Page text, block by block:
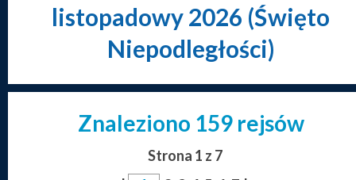
listopadowy 2026 (Święto
Niepodległości)
Znaleziono 159 rejsów
Strona 1 z 7